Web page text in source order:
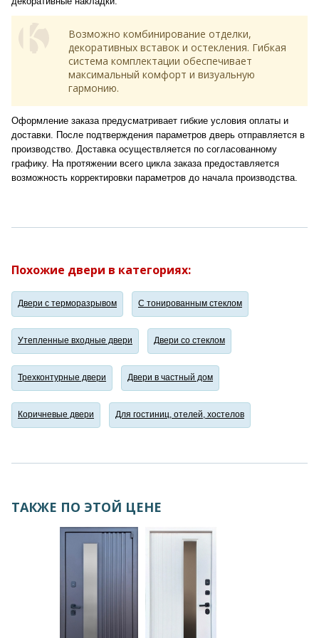
Возможно комбинирование отделки,
декоративных вставок и остекления. Гибкая
система комплектации обеспечивает
максимальный комфорт и визуальную
гармонию.
Оформление заказа предусматривает гибкие условия оплаты и
доставки. После подтверждения параметров дверь отправляется в
производство. Доставка осуществляется по согласованному
графику. На протяжении всего цикла заказа предоставляется
возможность корректировки параметров до начала производства.
Похожие двери в категориях:
Двери с терморазрывом С тонированным стеклом
Утепленные входные двери Двери со стеклом
Трехконтурные двери Двери в частный дом
Коричневые двери Для гостиниц, отелей, хостелов
ТАКЖЕ ПО ЭТОЙ ЦЕНЕ